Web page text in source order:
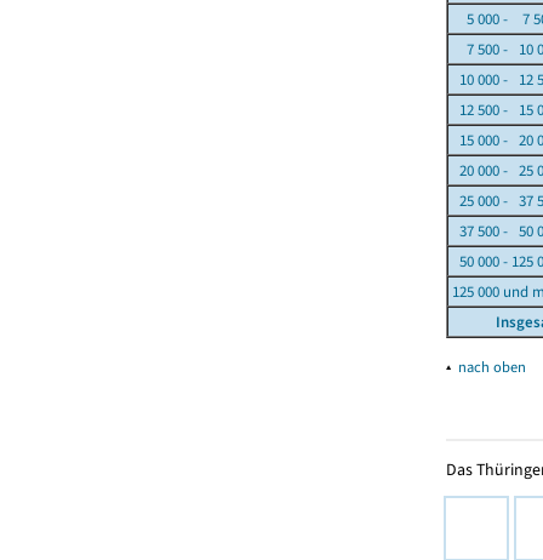
5 000 - 7
7 500 - 10
10 000 - 12
12 500 - 15
15 000 - 20
20 000 - 25
25 000 - 37
37 500 - 50
50 000 - 125
125 000 und
▴ nach oben
Das